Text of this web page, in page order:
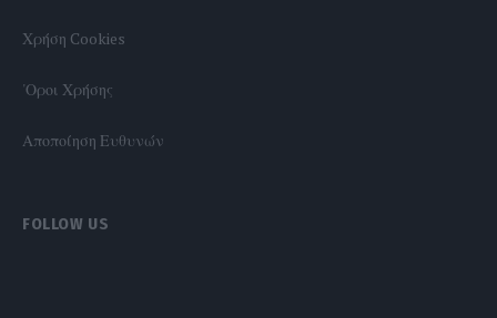
Χρήση Cookies
'Οροι Χρήσης
Αποποίηση Ευθυνών
FOLLOW US